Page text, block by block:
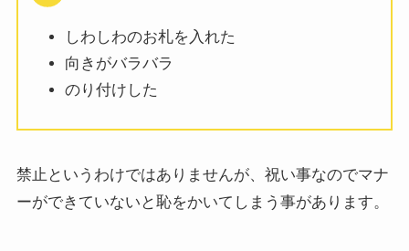
しわしわのお札を入れた
向きがバラバラ
のり付けした
禁止というわけではありませんが、祝い事なのでマナ
ーができていないと恥をかいてしまう事があります。